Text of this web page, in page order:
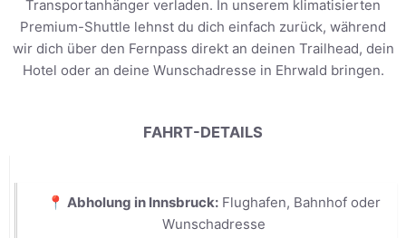
Transportanhänger verladen. In unserem klimatisierten
Premium-Shuttle lehnst du dich einfach zurück, während
wir dich über den Fernpass direkt an deinen Trailhead, dein
Hotel oder an deine Wunschadresse in Ehrwald bringen.
FAHRT-DETAILS
📍 Abholung in Innsbruck: Flughafen, Bahnhof oder
Wunschadresse